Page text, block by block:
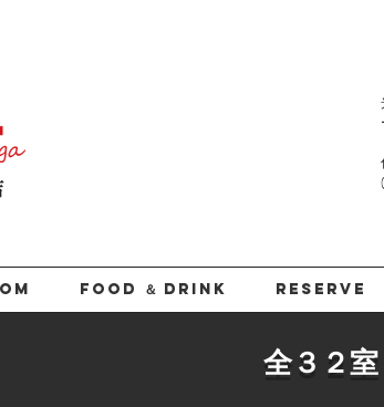
全３２
FOOD ＆ DRINK RESERVE